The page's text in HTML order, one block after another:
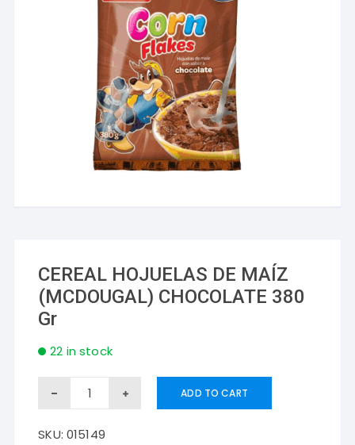
CEREAL HOJUELAS DE MAÍZ
(MCDOUGAL) CHOCOLATE 380
Gr
22 in stock
CEREAL
DE
ADD TO CART
SKU: 015149